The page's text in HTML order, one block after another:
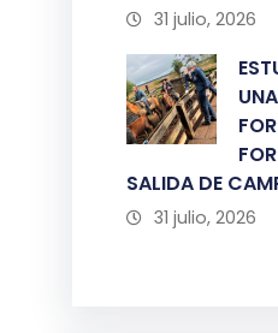
31 julio, 2026
SALIDA DE
31 julio, 2026